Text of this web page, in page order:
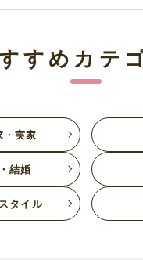
すめカテ
・実家
結婚
タイル